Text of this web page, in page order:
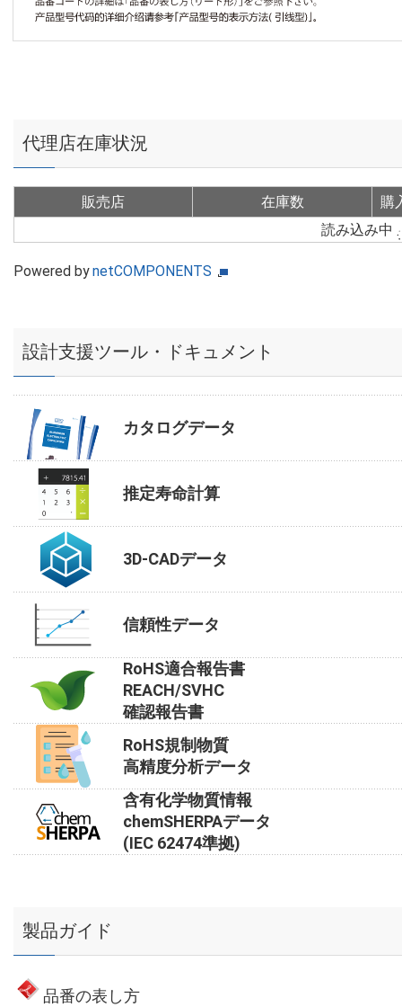
代理店在庫状況
販売店 在庫数
購
読み込み中
Powered bynetCOMPONENTS
設計支援ツール・ドキュメント
カタログデータ
推定寿命計算
3D-CADデータ
信頼性データ
RoHS適合報告書
REACH/SVHC
確認報告書
RoHS規制物質
高精度分析データ
含有化学物質情報
chemSHERPAデータ
(IEC 62474準拠)
製品ガイド
品番の表し方